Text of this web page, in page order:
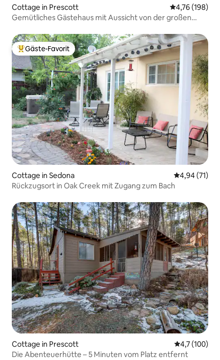
Cottage in Prescott
4,76 (198)
Gemütliches Gästehaus mit Aussicht von der großen
Beliebter Gäste-Favorit.
Gäste-Favorit
Cottage in Sedona
4,94 (71)
Rückzugsort in Oak Creek mit Zugang zum Bach
Cottage in Prescott
4,7 (100)
Die Abenteuerhütte – 5 Minuten vom Platz entfernt